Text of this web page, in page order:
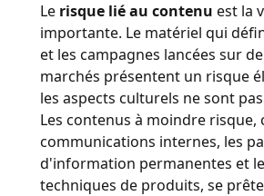
Le risque lié au contenu est la
importante. Le matériel qui
et les campagnes lancées sur
marchés présentent un risque
les aspects culturels ne sont
Les contenus à moindre risque,
communications internes, les
d'information permanentes et
techniques de produits, se